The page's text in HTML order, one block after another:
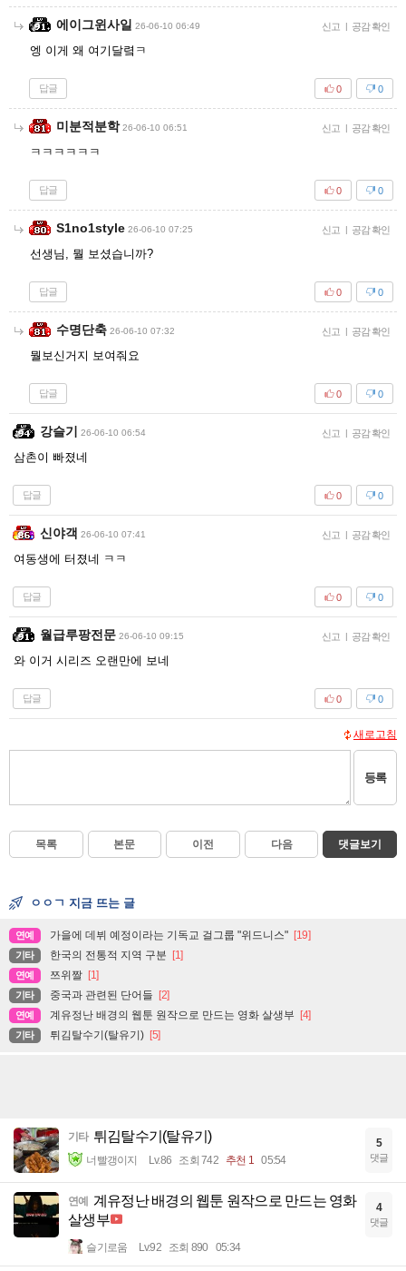
에이그윈사일 26-06-10 06:49 신고 공감 확인
엥 이게 왜 여기달렼ㅋ
답글 0
0
미분적분학 26-06-10 06:51 신고 공감 확인
ㅋㅋㅋㅋㅋㅋ
답글 0
0
S1no1style 26-06-10 07:25 신고 공감 확인
선생님, 뭘 보셨습니까?
답글 0
0
수명단축 26-06-10 07:32 신고 공감 확인
뭘보신거지 보여줘요
답글 0
0
강슬기 26-06-10 06:54 신고 공감 확인
삼촌이 빠졌네
답글 0
0
신야객 26-06-10 07:41 신고 공감 확인
여동생에 터졌네 ㅋㅋ
답글 0
0
월급루팡전문 26-06-10 09:15 신고 공감 확인
와 이거 시리즈 오랜만에 보네
답글 0
0
새로고침
등록
목록 본문 이전 다음 댓글보기
ㅇㅇㄱ 지금 뜨는 글
연예 가을에 데뷔 예정이라는 기독교 걸그룹 "위드니스" [19]
기타 한국의 전통적 지역 구분 [1]
연예 쯔위짤 [1]
기타 중국과 관련된 단어들 [2]
연예 계유정난 배경의 웹툰 원작으로 만드는 영화 살생부 [4]
기타 튀김탈수기(탈유기) [5]
기타 튀김탈수기(탈유기)
너빨갱이지 Lv.86 조회 742 추천 1 05:54
5
댓글
연예
계유정난 배경의 웹툰 원작으로 만드는 영화
살생부
슬기로움 Lv.92 조회 890 05:34
4
댓글